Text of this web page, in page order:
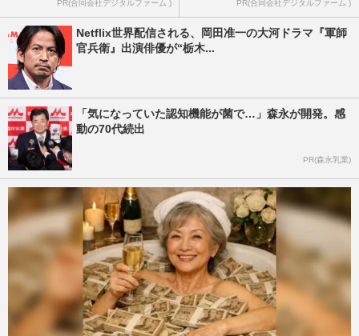
PR(合同会社デジタルファーム ) PR(合同会社デジタルファーム )
Netflix世界配信される、岡田准一の大河ドラマ『軍師
官兵衛』出演俳優が“栃木...
「気になっていた認知機能が菌で…」森永が開発。感
動の70代続出
PR(森永乳業)